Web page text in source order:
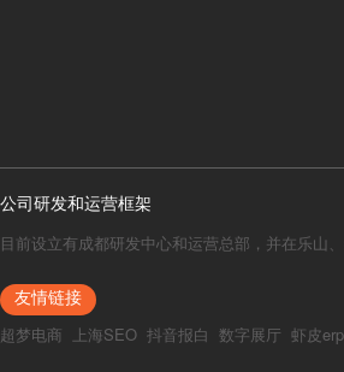
公司研发和运营框架
目前设立有成都研发中心和运营总部，并在乐山
友情链接
超梦电商 上海SEO 抖音报白 数字展厅 虾皮